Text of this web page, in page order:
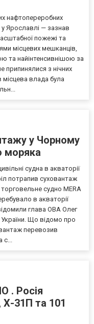
нафтопереробних
Ярославлі — зазнав
пожежі та
місцевих мешканців,
та найінтенсивнішою за
припинялися з нічних
місцева влада була
у Чорному
моряка
судна в акваторії
потрапив суховантаж
судно MERA
в акваторії
глава ОВА Олег
України. Що відомо про
перевозив
с...
. Росія
Х-31П та 101